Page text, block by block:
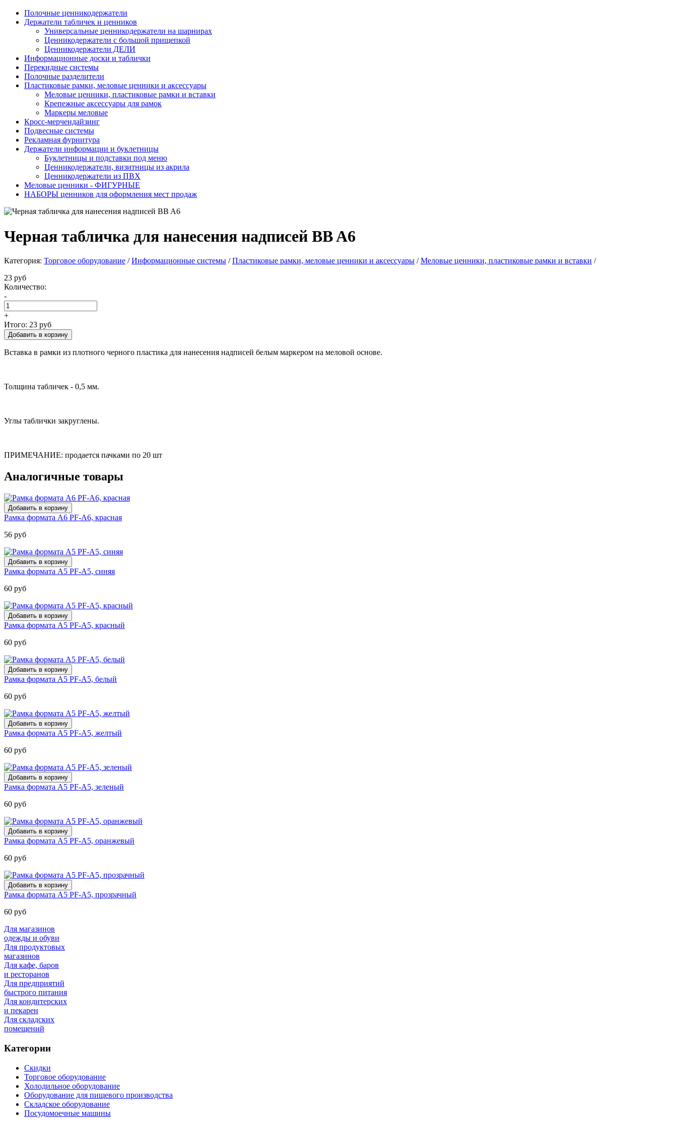
Полочные ценникодержатели
Держатели табличек и ценников
Универсальные ценникодержатели на шарнирах
Ценникодержатели с большой прищепкой
Ценникодержатели ДЕЛИ
Информационные доски и таблички
Перекидные системы
Полочные разделители
Пластиковые рамки, меловые ценники и аксессуары
Меловые ценники, пластиковые рамки и вставки
Крепежные аксессуары для рамок
Маркеры меловые
Кросс-мерчендайзинг
Подвесные системы
Рекламная фурнитура
Держатели информации и буклетницы
Буклетницы и подставки под меню
Ценникодержатели, визитницы из акрила
Ценникодержатели из ПВХ
Меловые ценники - ФИГУРНЫЕ
НАБОРЫ ценников для оформления мест продаж
Черная табличка для нанесения надписей BB A6
Категория: Торговое оборудование / Информационные системы / Пластиковые рамки, меловые ценники и аксессуары / Меловые ценники, пластиковые рамки и вставки /
23 руб
Количество:
-
+
Итого: 23 руб
Вставка в рамки из плотного черного пластика для нанесения надписей белым маркером на меловой основе.
Толщина табличек - 0,5 мм.
Углы таблички закруглены.
ПРИМЕЧАНИЕ: продается пачками по 20 шт
Аналогичные товары
Рамка формата А6 PF-А6, красная
56 руб
Рамка формата А5 PF-A5, синяя
60 руб
Рамка формата А5 PF-A5, красный
60 руб
Рамка формата А5 PF-A5, белый
60 руб
Рамка формата А5 PF-A5, желтый
60 руб
Рамка формата А5 PF-A5, зеленый
60 руб
Рамка формата А5 PF-A5, оранжевый
60 руб
Рамка формата А5 PF-A5, прозрачный
60 руб
Для магазинов
одежды и обуви
Для продуктовых
магазинов
Для кафе, баров
и ресторанов
Для предприятий
быстрого питания
Для кондитерских
и пекарен
Для складских
помещений
Категории
Скидки
Торговое оборудование
Холодильное оборудование
Оборудование для пищевого производства
Складское оборудование
Посудомоечные машины